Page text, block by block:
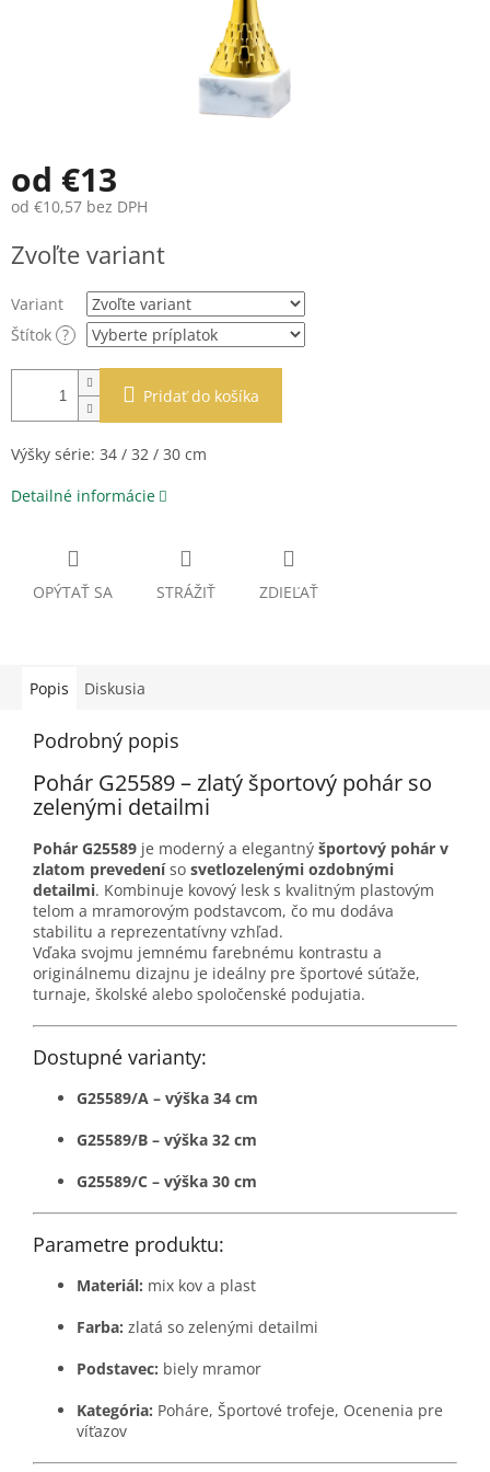
od €13
od €10,57 bez DPH
cena:
Zvoľte variant
Variant
Štítok ?
Pridať do košíka
Výšky série: 34 / 32 / 30 cm
Detailné informácie
OPÝTAŤ SA STRÁŽIŤ ZDIEĽAŤ
Popis Diskusia
Podrobný popis
Pohár G25589 – zlatý športový pohár so
zelenými detailmi
Pohár G25589 je moderný a elegantný športový pohár v
zlatom prevedeníso svetlozelenými ozdobnými
detailmi. Kombinuje kovový lesk s kvalitným plastovým
telom a mramorovým podstavcom, čo mu dodáva
stabilitu a reprezentatívny vzhľad.
Vďaka svojmu jemnému farebnému kontrastu a
originálnemu dizajnu je ideálny pre športové súťaže,
turnaje, školské alebo spoločenské podujatia.
Dostupné varianty:
G25589/A – výška 34 cm
G25589/B – výška 32 cm
G25589/C – výška 30 cm
Parametre produktu:
Materiál: mix kov a plast
Farba: zlatá so zelenými detailmi
Podstavec: biely mramor
Kategória: Poháre, Športové trofeje, Ocenenia pre
víťazov